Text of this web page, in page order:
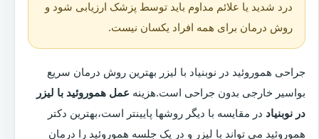
درد شدید یا علائم مداوم باید توسط پزشک ارزیابی شود و
روش درمان برای همه افراد یکسان نیست.
جراحی هموروئید در نوبنیاد با لیزر بهترین روش درمان سریع
بواسیر خارجی بدون جراحی است.هزینه عمل هموروئید با لیزر
در نوبنیاد در مقایسه با دیگر روشها پایینتر است،بهترین دکتر
هموروئید می تواند با لیزر و در یک جلسه هموروئید را درمان